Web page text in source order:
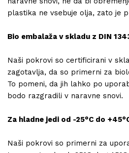
plastika ne vsebuje olja, zato je
Bio embalaža v skladu z DIN
Naši pokrovi so certificirani v
zagotavlja, da so primerni za
To pomeni, da jih lahko po
bodo razgradili v naravne snovi.
Za hladne jedi od -25°C do
Naši pokrovi so primerni za